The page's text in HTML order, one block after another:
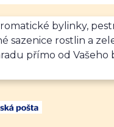
bylinky,
sazenice rostlin a
přímo od Vašeho